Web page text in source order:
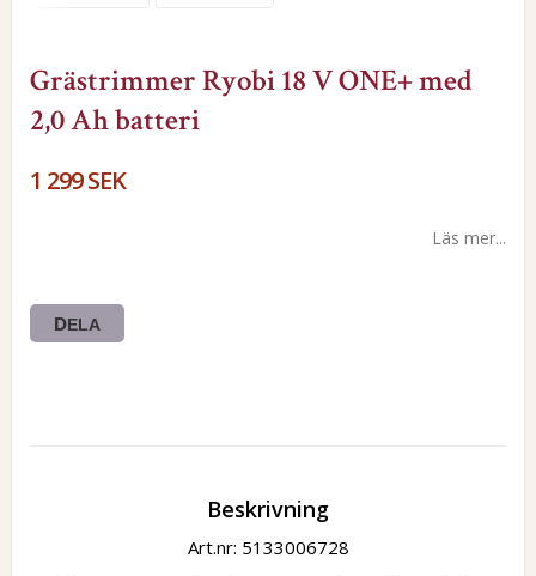
Grästrimmer Ryobi 18 V ONE+ med
2,0 Ah batteri
1 299 SEK
Läs mer...
DELA
Beskrivning
Art.nr: 5133006728